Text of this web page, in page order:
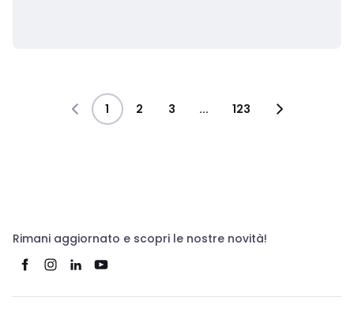
1 2 3 ... 123
Rimani aggiornato e scopri le nostre novità!